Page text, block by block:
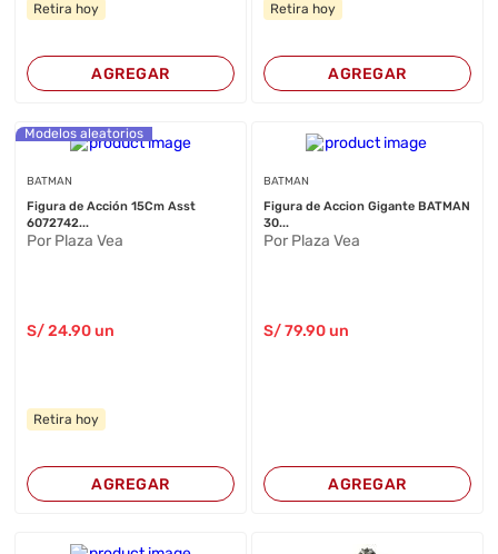
Retira hoy
AGREGAR
Retira hoy
AGREGAR
Modelos aleatorios
BATMAN
Figura de Acción 15Cm Asst
6072742...
Por Plaza Vea
S/24.90 un
Retira hoy
AGREGAR
BATMAN
Figura de Accion Gigante BATMAN
30...
Por Plaza Vea
S/79.90un
AGREGAR